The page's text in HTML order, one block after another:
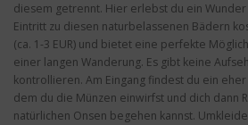
diesem getrennt. Hier erlebst du ein
Eintritt zu diesen naturbelassenen Bädern
(ca. 1-3 EUR) und bietet eine perfekte
einer langen Wanderung. Es gibt keine
kontrollieren. Am Eingang findest du ein
dem du die Münzen einwirfst und dich dann
natürlichen Onsen begehen kannst.